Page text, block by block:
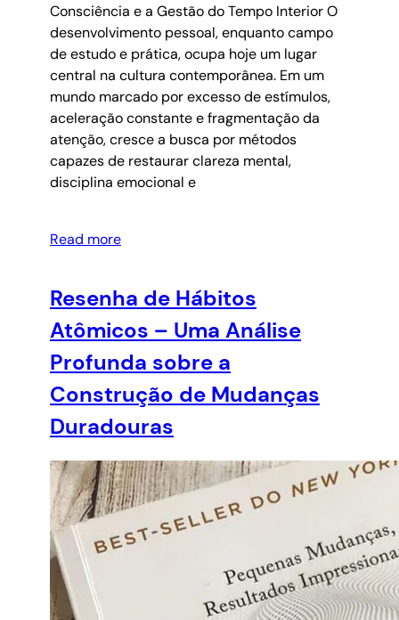
Consciência e a Gestão do Tempo Interior O
desenvolvimento pessoal, enquanto campo
de estudo e prática, ocupa hoje um lugar
central na cultura contemporânea. Em um
mundo marcado por excesso de estímulos,
aceleração constante e fragmentação da
atenção, cresce a busca por métodos
capazes de restaurar clareza mental,
disciplina emocional e
Read more
Resenha de Hábitos
Atômicos – Uma Análise
Profunda sobre a
Construção de Mudanças
Duradouras